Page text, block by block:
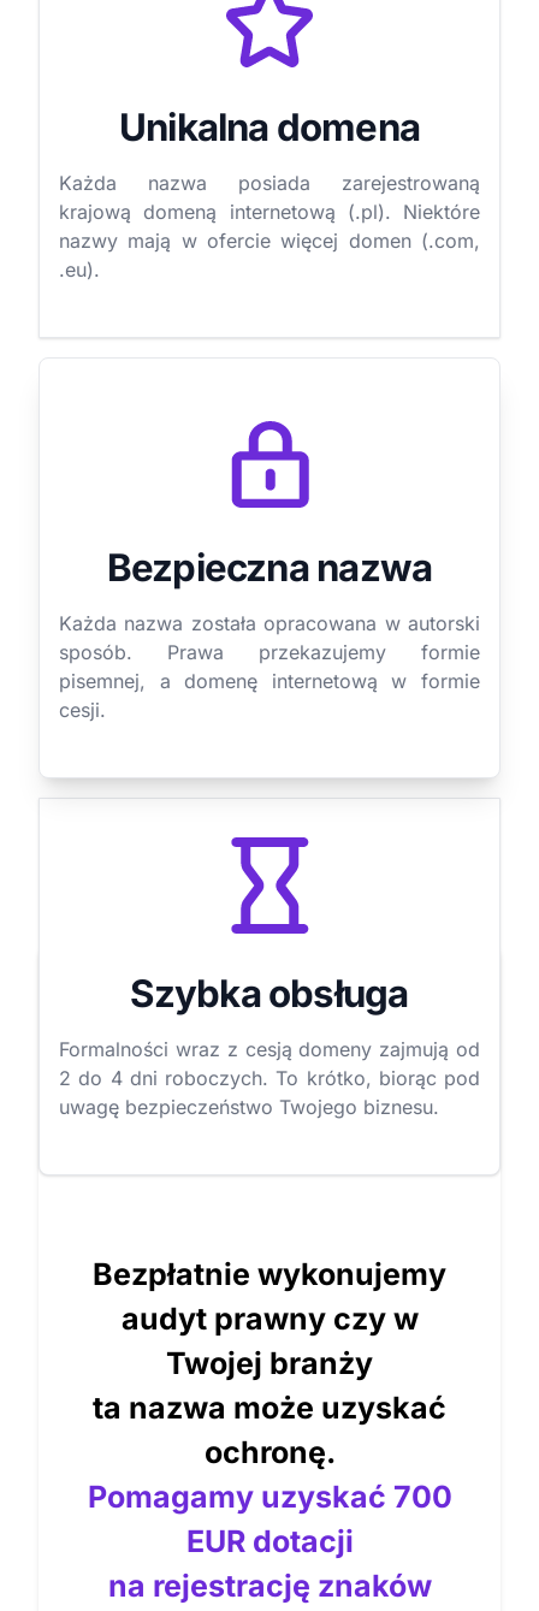
Unikalna domena
Każda nazwa posiada zarejestrowaną
krajową domeną internetową (.pl). Niektóre
nazwy mają w ofercie więcej domen (.com,
.eu).
Bezpieczna nazwa
Każda nazwa została opracowana w autorski
sposób. Prawa przekazujemy formie
pisemnej, a domenę internetową w formie
cesji.
Szybka obsługa
Formalności wraz z cesją domeny zajmują od
2 do 4 dni roboczych. To krótko, biorąc pod
uwagę bezpieczeństwo Twojego biznesu.
Bezpłatnie wykonujemy
audyt prawny czy w
Twojej branży
ta nazwa może uzyskać
ochronę.
Pomagamy uzyskać 700
EUR dotacji
na rejestrację znaków